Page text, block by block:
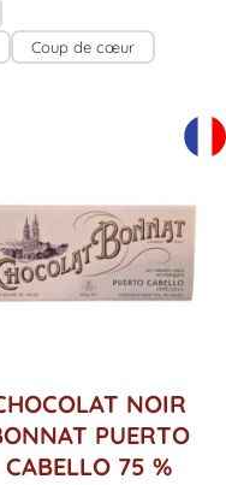
Coup de cœur
NOIR
PUERTO
CABELLO 75 %